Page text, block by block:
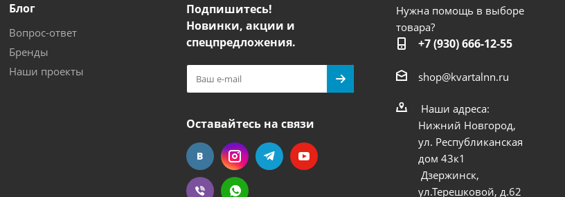
Блог
Вопрос-ответ
Бренды
Наши проекты
Подпишитесь!
Новинки, акции и
спецпредложения.
Оставайтесь на связи
Нужна помощь в выборе
товара?
+7 (930) 666-12-55
shop@kvartalnn.ru
Наши адреса:
Нижний Новгород,
ул. Республиканская
дом 43к1
Дзержинск,
ул.Терешковой, д.62